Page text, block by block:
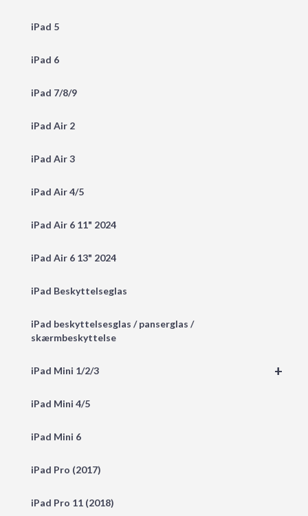
iPad 5
iPad 6
iPad 7/8/9
iPad Air 2
iPad Air 3
iPad Air 4/5
iPad Air 6 11" 2024
iPad Air 6 13" 2024
iPad Beskyttelseglas
iPad beskyttelsesglas / panserglas /
skærmbeskyttelse
+
iPad Mini 1/2/3
iPad Mini 4/5
iPad Mini 6
iPad Pro (2017)
iPad Pro 11 (2018)